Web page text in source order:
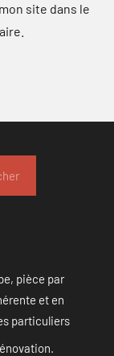
site dans le
pièce par
et en
particuliers